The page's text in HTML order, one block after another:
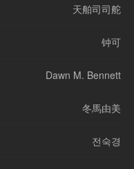
天舶司司舵
钟可
Dawn M. Bennett
冬馬由美
전숙경